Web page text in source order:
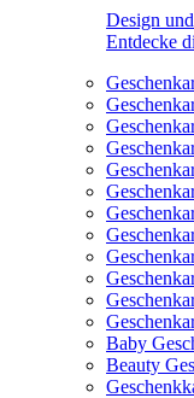
Design
Entdecke
Baby
Beauty